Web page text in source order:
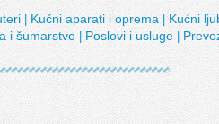
| Kućni aparati i oprema|Kućni
i šumarstvo Poslovi i usluge